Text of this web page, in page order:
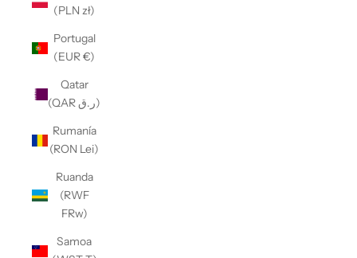
(PLN zł)
Portugal
(EUR €)
Qatar
(QAR ر.ق)
Rumanía
(RON Lei)
Ruanda
(RWF
FRw)
Samoa